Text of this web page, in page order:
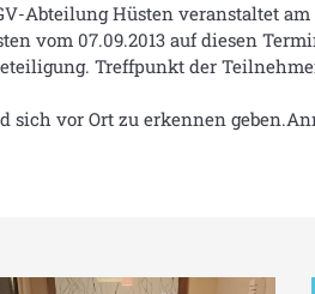
Abteilung Hüsten veranstaltet
vom 07.09.2013 auf diesen
Treffpunkt der
vor Ort zu erkennen